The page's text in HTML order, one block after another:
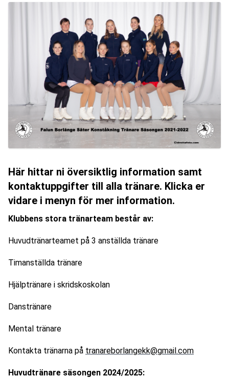
Här hittar ni översiktlig information samt
kontaktuppgifter till alla tränare. Klicka er
vidare i menyn för mer information.
Klubbens stora tränarteam består av:
Huvudtränarteamet på 3 anställda tränare
Timanställda tränare
Hjälptränare i skridskoskolan
Danstränare
Mental tränare
Kontakta tränarna på tranareborlangekk@gmail.com
Huvudtränare säsongen 2024/2025: